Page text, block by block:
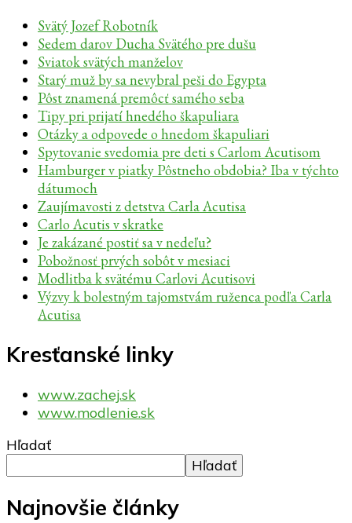
Svätý Jozef Robotník
Sedem darov Ducha Svätého pre dušu
Sviatok svätých manželov
Starý muž by sa nevybral peši do Egypta
Pôst znamená premôcť samého seba
Tipy pri prijatí hnedého škapuliara
Otázky a odpovede o hnedom škapuliari
Spytovanie svedomia pre deti s Carlom Acutisom
Hamburger v piatky Pôstneho obdobia? Iba v týchto
dátumoch
Zaujímavosti z detstva Carla Acutisa
Carlo Acutis v skratke
Je zakázané postiť sa v nedeľu?
Pobožnosť prvých sobôt v mesiaci
Modlitba k svätému Carlovi Acutisovi
Výzvy k bolestným tajomstvám ruženca podľa Carla
Acutisa
Kresťanské linky
www.zachej.sk
www.modlenie.sk
Hľadať
Hľadať
Najnovšie články